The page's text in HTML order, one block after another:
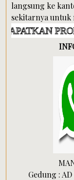
langsung ke
sekitarnya untuk
Gedung :